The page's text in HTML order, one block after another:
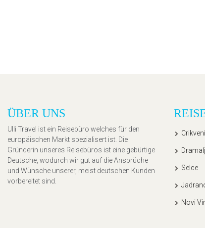
ÜBER UNS
Ulli Travel ist ein Reisebüro welches für den
europäischen Markt spezialisert ist. Die
Gründerin unseres Reisebüros ist eine gebürtige
Deutsche, wodurch wir gut auf die Ansprüche
und Wünsche unserer, meist deutschen Kunden
vorbereitet sind.
Dramalj
Selce
Novi